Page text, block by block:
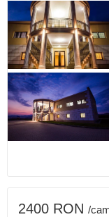
2400 RON /